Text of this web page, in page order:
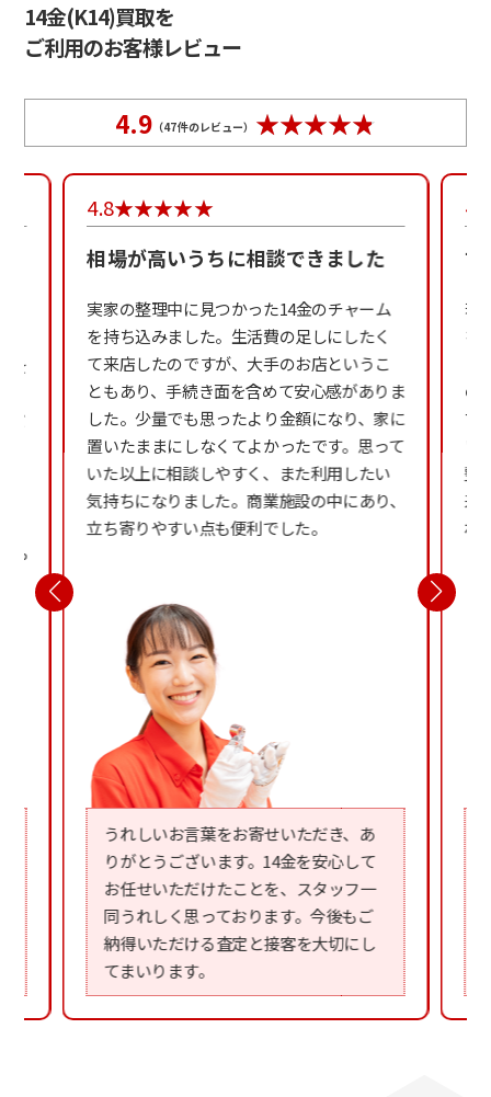
14金(K14)買取を
ご利用のお客様レビュー
4.9 （47件のレビュー）
を
だ
や
4.8
相場が高いうちに相談できました
実家の整理中に見つかった14金のチャーム
を持ち込みました。生活費の足しにしたく
て来店したのですが、大手のお店というこ
ともあり、手続き面を含めて安心感がありま
した。少量でも思ったより金額になり、家に
置いたままにしなくてよかったです。思って
いた以上に相談しやすく、また利用したい
気持ちになりました。商業施設の中にあり、
立ち寄りやすい点も便利でした。
うれしいお言葉をお寄せいただき、あ
りがとうございます。14金を安心して
お任せいただけたことを、スタッフ一
同うれしく思っております。今後もご
納得いただける査定と接客を大切にし
てまいります。
4.8
古
若
を
の
古
整
来
れ